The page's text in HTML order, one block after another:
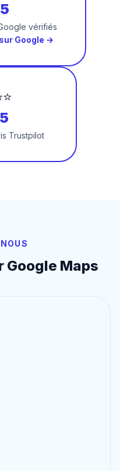
vérifiés
Google →
Trustpilot
Google Maps